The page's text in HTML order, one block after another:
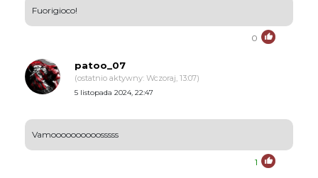
Fuorigioco!
0
patoo_07
(ostatnio aktywny: Wczoraj, 13:07)
5 listopada 2024, 22:47
Vamoooooooooosssss
1